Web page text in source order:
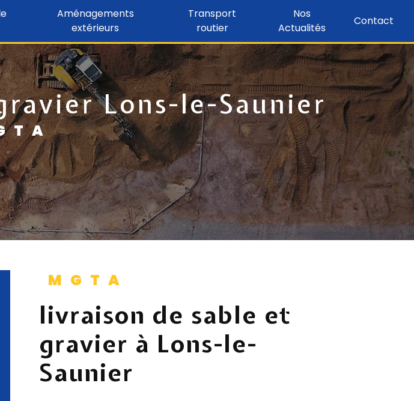
Aménagements
extérieurs
Transport
routier
Nos
Actualités
Contact
Lons-le-Saunier
MGTA
livraison de sable et
gravier à Lons-le-
Saunier